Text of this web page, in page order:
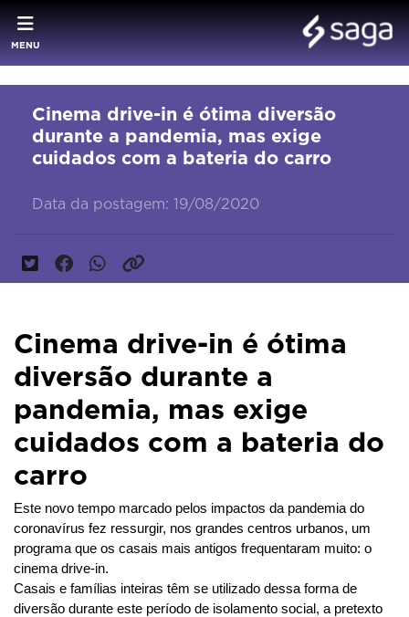
MENU
Cinema drive-in é ótima diversão
durante a pandemia, mas exige
cuidados com a bateria do carro
Data da postagem: 19/08/2020
Cinema drive-in é ótima
diversão durante a
pandemia, mas exige
cuidados com a bateria do
carro
Este novo tempo marcado pelos impactos da pandemia do
coronavírus fez ressurgir, nos grandes centros urbanos, um
programa que os casais mais antigos frequentaram muito: o
cinema drive-in.
Casais e famílias inteiras têm se utilizado dessa forma de
diversão durante este período de isolamento social, a pretexto